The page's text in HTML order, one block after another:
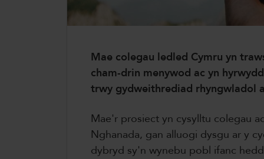
Mae colegau ledled Cymru yn
cham-drin menywod ac yn
trwy gydweithrediad rhyngwladol
Mae'r prosiect yn cysylltu colegau
Nghanada, gan alluogi dysgu ar y
dybryd sy'n wynebu pobl ifanc